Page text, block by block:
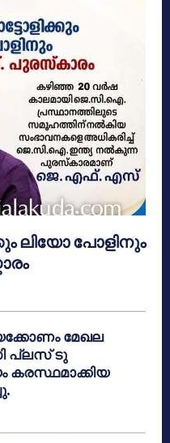
ലിയോ പോളിനും
മേഖല
പ്ലസ് ടു
കരസ്ഥമാക്കിയ